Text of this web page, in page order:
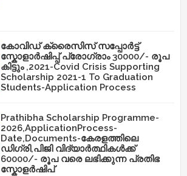
കോവിഡ് ക്രൈസിസ് സപ്പോർട്ട്
സ്കോളാർഷിപ്പ് പ്രോഗ്രാം 30000/- രൂപ
കിട്ടും ,2021-Covid Crisis Supporting
Scholarship 2021-1 To Graduation
Students-Application Process
Prathibha Scholarship Programme-
2026,ApplicationProcess-
Date,Documents-കേരളത്തിലെ
ഡിഗ്രി,പിജി വിദ്യാർത്ഥികൾക്ക്
60000/- രൂപ വരെ ലഭിക്കുന്ന പ്രതിഭ
സ്കോളർഷിപ്